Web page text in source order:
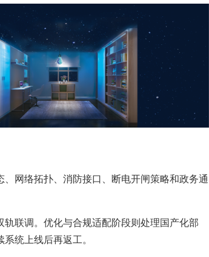
网络拓扑、消防接口、断电开闸策略和政务通
联调。优化与合规适配阶段则处理国产化部
统上线后再返工。